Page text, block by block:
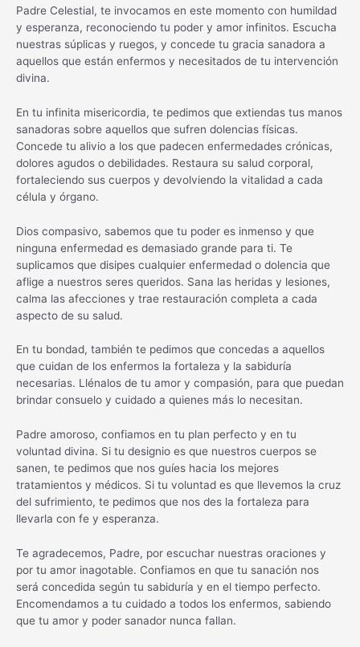
Padre Celestial, te invocamos en este momento con humildad
y esperanza, reconociendo tu poder y amor infinitos. Escucha
nuestras súplicas y ruegos, y concede tu gracia sanadora a
aquellos que están enfermos y necesitados de tu intervención
divina.
En tu infinita misericordia, te pedimos que extiendas tus manos
sanadoras sobre aquellos que sufren dolencias físicas.
Concede tu alivio a los que padecen enfermedades crónicas,
dolores agudos o debilidades. Restaura su salud corporal,
fortaleciendo sus cuerpos y devolviendo la vitalidad a cada
célula y órgano.
Dios compasivo, sabemos que tu poder es inmenso y que
ninguna enfermedad es demasiado grande para ti. Te
suplicamos que disipes cualquier enfermedad o dolencia que
aflige a nuestros seres queridos. Sana las heridas y lesiones,
calma las afecciones y trae restauración completa a cada
aspecto de su salud.
En tu bondad, también te pedimos que concedas a aquellos
que cuidan de los enfermos la fortaleza y la sabiduría
necesarias. Llénalos de tu amor y compasión, para que puedan
brindar consuelo y cuidado a quienes más lo necesitan.
Padre amoroso, confiamos en tu plan perfecto y en tu
voluntad divina. Si tu designio es que nuestros cuerpos se
sanen, te pedimos que nos guíes hacia los mejores
tratamientos y médicos. Si tu voluntad es que llevemos la cruz
del sufrimiento, te pedimos que nos des la fortaleza para
llevarla con fe y esperanza.
Te agradecemos, Padre, por escuchar nuestras oraciones y
por tu amor inagotable. Confiamos en que tu sanación nos
será concedida según tu sabiduría y en el tiempo perfecto.
Encomendamos a tu cuidado a todos los enfermos, sabiendo
que tu amor y poder sanador nunca fallan.